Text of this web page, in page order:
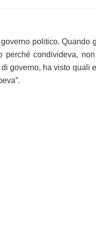
politico. Quando
perché condivideva,
governo, ha visto quali